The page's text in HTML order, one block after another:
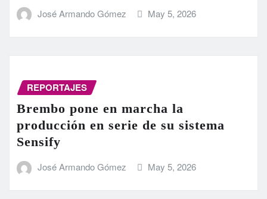
José Armando Gómez May 5, 2026
REPORTAJES
Brembo pone en marcha la
producción en serie de su sistema
Sensify
José Armando Gómez May 5, 2026